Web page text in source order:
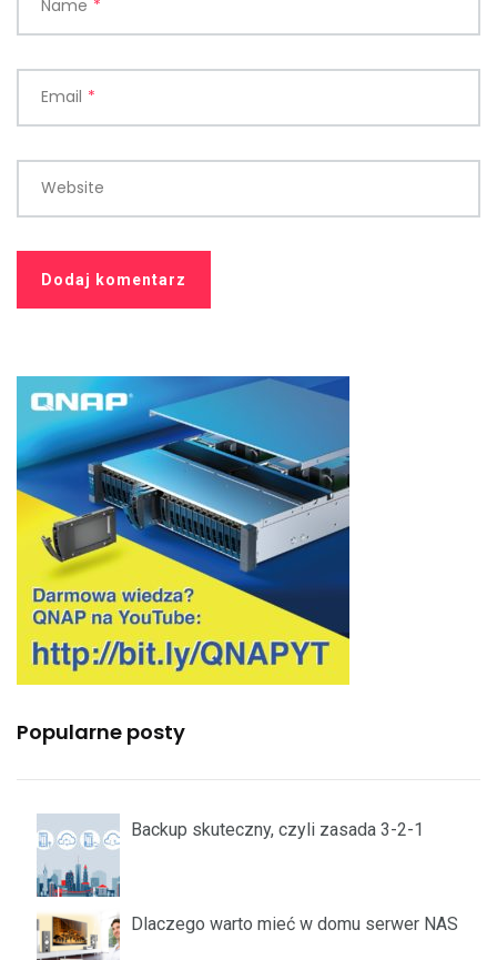
Name *
Email *
Website
Popularne posty
Backup skuteczny, czyli zasada 3-2-1
Dlaczego warto mieć w domu serwer NAS